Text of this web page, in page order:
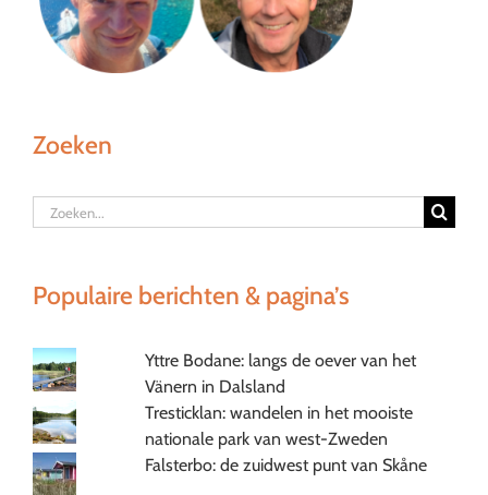
Zoeken
Zoeken
naar:
Populaire berichten & pagina’s
Yttre Bodane: langs de oever van het
Vänern in Dalsland
Tresticklan: wandelen in het mooiste
nationale park van west-Zweden
Falsterbo: de zuidwest punt van Skåne